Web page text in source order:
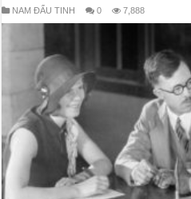
NAM ĐẨU TINH 0 7,888